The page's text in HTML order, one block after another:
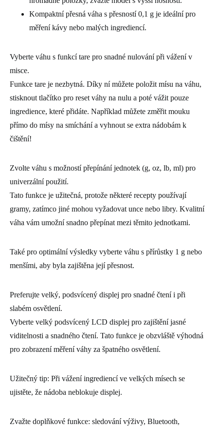
Kompaktní přesná váha s přesností 0,1 g je ideální pro
měření kávy nebo malých ingrediencí.
Vyberte váhu s funkcí tare pro snadné nulování při vážení v
misce.
Funkce tare je nezbytná. Díky ní můžete položit mísu na váhu,
stisknout tlačítko pro reset váhy na nulu a poté vážit pouze
ingredience, které přidáte. Například můžete změřit mouku
přímo do mísy na smíchání a vyhnout se extra nádobám k
čištění!
Zvolte váhu s možností přepínání jednotek (g, oz, lb, ml) pro
univerzální použití.
Tato funkce je užitečná, protože některé recepty používají
gramy, zatímco jiné mohou vyžadovat unce nebo libry. Kvalitní
váha vám umožní snadno přepínat mezi těmito jednotkami.
Také pro optimální výsledky vyberte váhu s přírůstky 1 g nebo
menšími, aby byla zajištěna její přesnost.
Preferujte velký, podsvícený displej pro snadné čtení i při
slabém osvětlení.
Vyberte velký podsvícený LCD displej pro zajištění jasné
viditelnosti a snadného čtení. Tato funkce je obzvláště výhodná
pro zobrazení měření váhy za špatného osvětlení.
Užitečný tip: Při vážení ingrediencí ve velkých mísech se
ujistěte, že nádoba neblokuje displej.
Zvažte doplňkové funkce: sledování výživy, Bluetooth,